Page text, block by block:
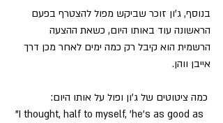
בנוסף, ג'ון זוכר שביקש מפול להצטרף בפעם
הראשונה עוד באותו היום, כשאת ההצעה
הרשמית הוא קיבל רק כמה ימים לאחר מכן דרך
אייבן ווהן.